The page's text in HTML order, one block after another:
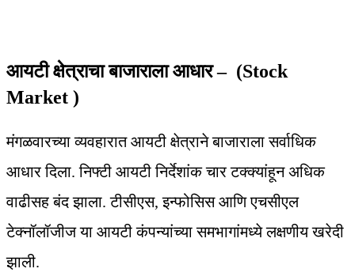
आयटी क्षेत्राचा बाजाराला आधार – (Stock
Market )
मंगळवारच्या व्यवहारात आयटी क्षेत्राने बाजाराला सर्वाधिक
आधार दिला. निफ्टी आयटी निर्देशांक चार टक्क्यांहून अधिक
वाढीसह बंद झाला. टीसीएस, इन्फोसिस आणि एचसीएल
टेक्नॉलॉजीज या आयटी कंपन्यांच्या समभागांमध्ये लक्षणीय खरेदी
झाली.